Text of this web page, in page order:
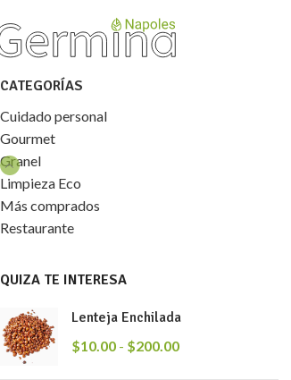
CATEGORÍAS
Cuidado personal
Gourmet
Granel
Limpieza Eco
Más comprados
Restaurante
QUIZA TE INTERESA
Lenteja Enchilada
$10.00 - $200.00